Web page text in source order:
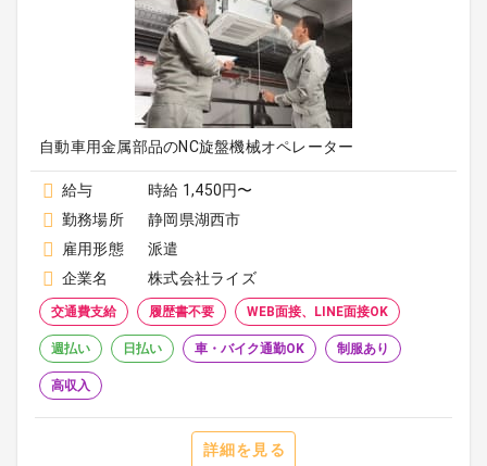
自動車用金属部品のNC旋盤機械オペレーター
給与
時給 1,450円〜
勤務場所
静岡県湖西市
雇用形態
派遣
企業名
株式会社ライズ
交通費支給 履歴書不要 WEB面接、LINE面接OK
週払い 日払い 車・バイク通勤OK 制服あり
高収入
詳細を見る